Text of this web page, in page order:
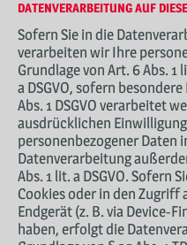
DATENVERARBEITUNG AUF
Sofern Sie in die
verarbeiten wir Ihre
Grundlage von Art. 6 Abs. 1
a DSGVO, sofern
Abs. 1 DSGVO verarbeitet
ausdrücklichen
personenbezogener
Datenverarbeitung
Abs. 1 lit. a DSGVO. Sofern
Cookies oder in den
Endgerät (z. B. via Device-
haben, erfolgt die